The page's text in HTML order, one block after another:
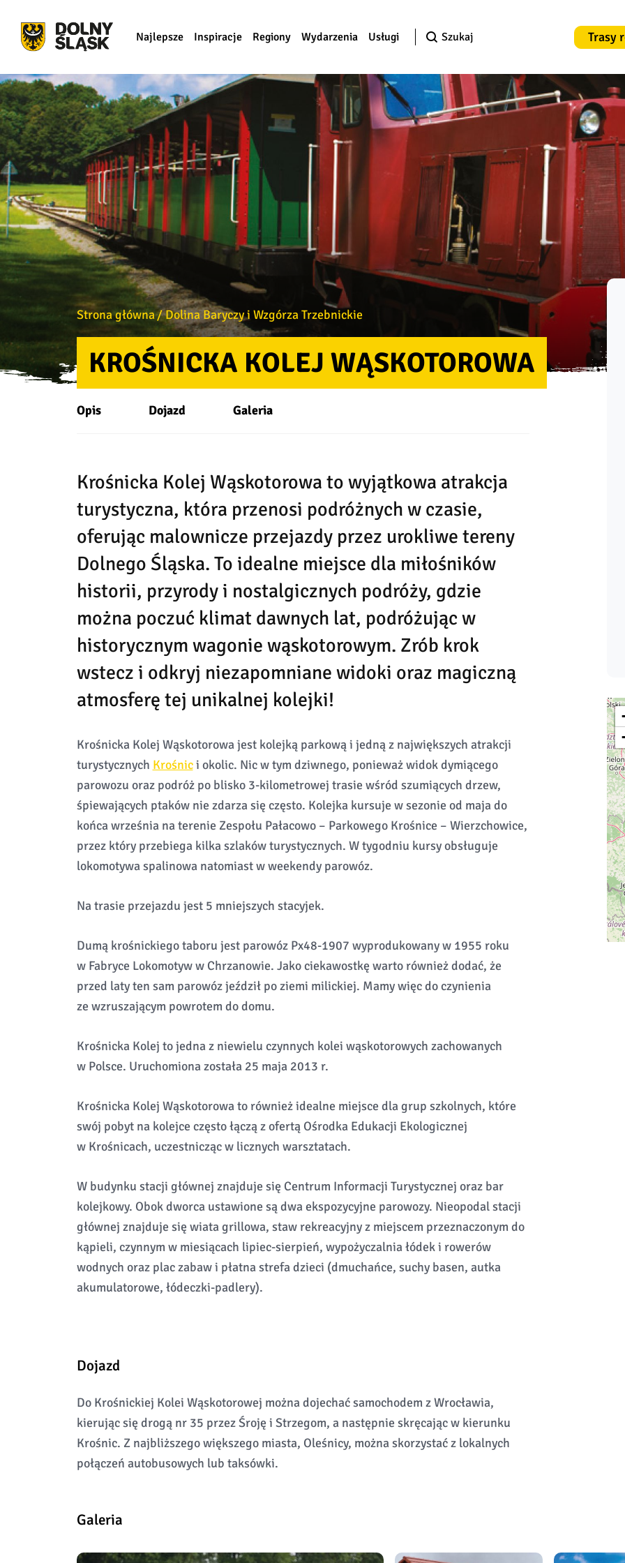
Najlepsze Inspiracje Regiony Wydarzenia Usługi Szukaj Trasy
Strona główna Dolina Baryczy i Wzgórza Trzebnickie
KROŚNICKA KOLEJ WĄSKOTOROWA
Opis Dojazd Galeria
Krośnicka Kolej Wąskotorowa to wyjątkowa atrakcja
turystyczna, która przenosi podróżnych w czasie,
oferując malownicze przejazdy przez urokliwe tereny
Dolnego Śląska. To idealne miejsce dla miłośników
historii, przyrody i nostalgicznych podróży, gdzie
można poczuć klimat dawnych lat, podróżując w
historycznym wagonie wąskotorowym. Zrób krok
wstecz i odkryj niezapomniane widoki oraz magiczną
atmosferę tej unikalnej kolejki!
Krośnicka Kolej Wąskotorowa jest kolejką parkową i jedną z największych atrakcji
turystycznych Krośnici okolic. Nic w tym dziwnego, ponieważ widok dymiącego
parowozu oraz podróż po blisko 3-kilometrowej trasie wśród szumiących drzew,
śpiewających ptaków nie zdarza się często. Kolejka kursuje w sezonie od maja do
końca września na terenie Zespołu Pałacowo – Parkowego Krośnice – Wierzchowice,
przez który przebiega kilka szlaków turystycznych. W tygodniu kursy obsługuje
lokomotywa spalinowa natomiast w weekendy parowóz.
Na trasie przejazdu jest 5 mniejszych stacyjek.
Dumą krośnickiego taboru jest parowóz Px48-1907 wyprodukowany w 1955 roku
w Fabryce Lokomotyw w Chrzanowie. Jako ciekawostkę warto również dodać, że
przed laty ten sam parowóz jeździł po ziemi milickiej. Mamy więc do czynienia
ze wzruszającym powrotem do domu.
Krośnicka Kolej to jedna z niewielu czynnych kolei wąskotorowych zachowanych
w Polsce. Uruchomiona została 25 maja 2013 r.
Krośnicka Kolej Wąskotorowa to również idealne miejsce dla grup szkolnych, które
swój pobyt na kolejce często łączą z ofertą Ośrodka Edukacji Ekologicznej
w Krośnicach, uczestnicząc w licznych warsztatach.
W budynku stacji głównej znajduje się Centrum Informacji Turystycznej oraz bar
kolejkowy. Obok dworca ustawione są dwa ekspozycyjne parowozy. Nieopodal stacji
głównej znajduje się wiata grillowa, staw rekreacyjny z miejscem przeznaczonym do
kąpieli, czynnym w miesiącach lipiec-sierpień, wypożyczalnia łódek i rowerów
wodnych oraz plac zabaw i płatna strefa dzieci (dmuchańce, suchy basen, autka
akumulatorowe, łódeczki-padlery).
Dojazd
Do Krośnickiej Kolei Wąskotorowej można dojechać samochodem z Wrocławia,
kierując się drogą nr 35 przez Śroję i Strzegom, a następnie skręcając w kierunku
Krośnic. Z najbliższego większego miasta, Oleśnicy, można skorzystać z lokalnych
połączeń autobusowych lub taksówki.
Galeria